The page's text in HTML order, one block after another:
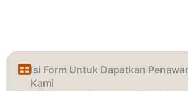
Isi Form Untuk Dapatkan
Kami